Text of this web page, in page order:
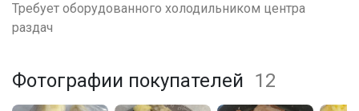
Требует оборудованного холодильником центра
раздач
Фотографии покупателей 12